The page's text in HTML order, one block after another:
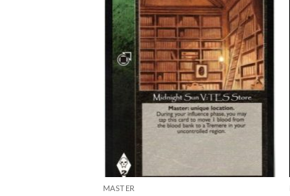
Add to
wishlist
MASTER